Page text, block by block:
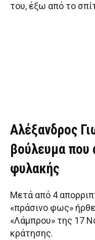
του, έξω από το
Αλέξανδρος
βούλευμα που
φυλακής
Μετά από 4
«πράσινο φως»
«Λάμπρου» της 17
κράτησης.